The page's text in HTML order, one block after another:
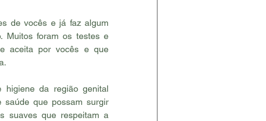
de vocês e já faz algum
Muitos foram os testes e
aceita por vocês e que
da região genital
saúde que possam surgir
suaves que respeitam a